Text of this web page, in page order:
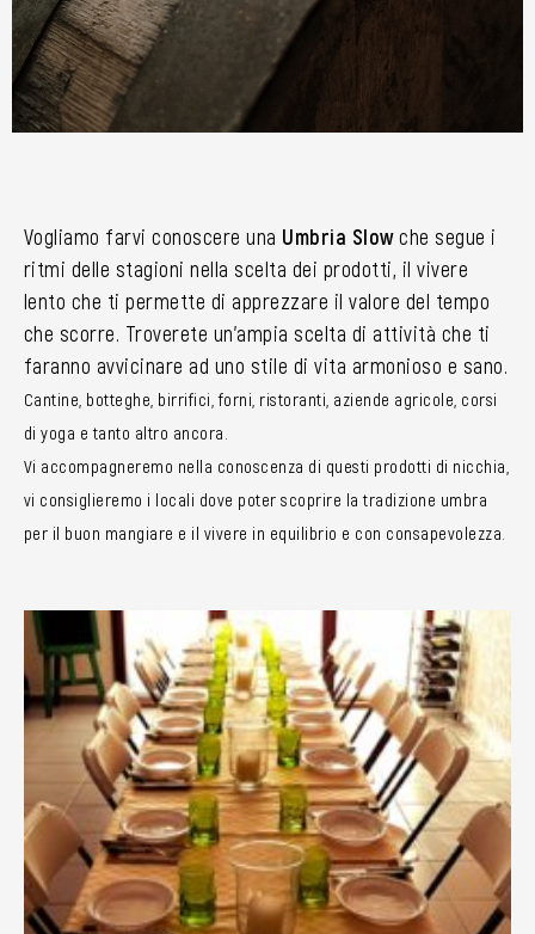
Vogliamo farvi conoscere una Umbria Slowche segue i
ritmi delle stagioni nella scelta dei prodotti, il vivere
lento che ti permette di apprezzare il valore del tempo
che scorre. Troverete un’ampia scelta di attività che ti
faranno avvicinare ad uno stile di vita armonioso e sano.
Cantine, botteghe, birrifici, forni, ristoranti, aziende agricole, corsi
di yoga e tanto altro ancora.
Vi accompagneremo nella conoscenza di questi prodotti di nicchia,
vi consiglieremo i locali dove poter scoprire la tradizione umbra
per il buon mangiare e il vivere in equilibrio e con consapevolezza.